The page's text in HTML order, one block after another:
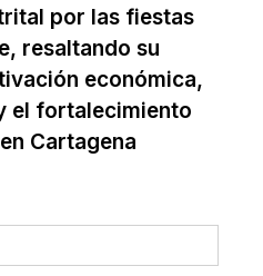
por las fiestas
resaltando su
económica,
el fortalecimiento
Cartagena